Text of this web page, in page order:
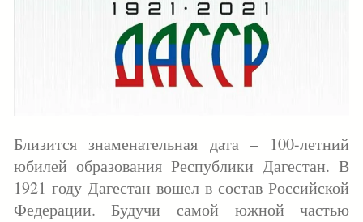
Близится знаменательная дата – 100-летний
юбилей образования Республики Дагестан. В
1921 году Дагестан вошел в состав Российской
Федерации. Будучи самой южной частью